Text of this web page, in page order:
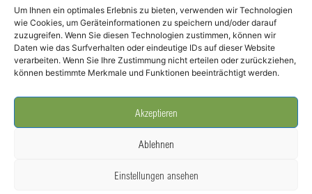
Um Ihnen ein optimales Erlebnis zu bieten, verwenden wir Technologien
wie Cookies, um Geräteinformationen zu speichern und/oder darauf
zuzugreifen. Wenn Sie diesen Technologien zustimmen, können wir
Daten wie das Surfverhalten oder eindeutige IDs auf dieser Website
verarbeiten. Wenn Sie Ihre Zustimmung nicht erteilen oder zurückziehen,
können bestimmte Merkmale und Funktionen beeinträchtigt werden.
Akzeptieren
Ablehnen
Einstellungen ansehen
Termine
Infothek
Social Media